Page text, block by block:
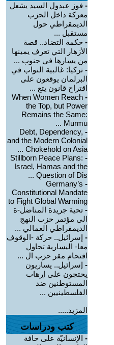
- فوز عبدول السيد يشعل
معركة داخل الحزب
الديمقراطي حول
مستقبل ...
- حكمة التضاد.. قصة
الأزهار التي تعرف يمينها
من يسارها في جنوب ...
- تركيا: غالبية النواب في
البرلمان يوقعون على
اقتراح قانون يتع ...
-
When Women Reach
the Top, but Power
Remains the Same:
Murmu ...
-
Debt, Dependency,
and the Modern Colonial
Chokehold on Asia ...
-
Stillborn Peace Plans:
Israel, Hamas and the
Question of Dis ...
-
Germany’s
Constitutional Mandate
to Fight Global Warming
- تحية جريدة المناضل-ة
الى مؤتمر حزب النهج
الديمقراطي العمالي ...
- إسرائيل.. حركة -الوقوف
معا- اليسارية تحاول
اقتحام مقر حزب ال ...
- إسرائيل.. يساريون
يحتجون على إرهاب
المستوطنين ضد
الفلسطينيين ...
المزيد.....
كتب ودراسات
- الإنسانيّة على حافة